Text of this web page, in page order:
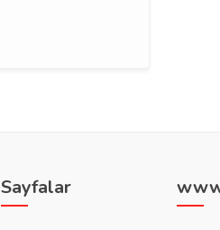
Sayfalar